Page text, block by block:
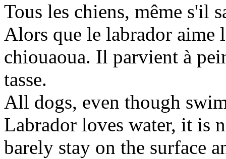
Tous les chiens, même s'il
Alors que le labrador aime
chiouaoua. Il parvient à
tasse.
All dogs, even though
Labrador loves water, it is
barely stay on the surface